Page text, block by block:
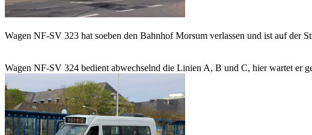
Wagen NF-SV 323 hat soeben den Bahnhof Morsum verlassen und ist auf der
Wagen NF-SV 324 bedient abwechselnd die Linien A, B und C, hier wartet er